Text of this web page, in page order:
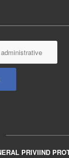
PRIVIIND